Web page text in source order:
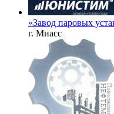
«Завод паровых
г. Миасс